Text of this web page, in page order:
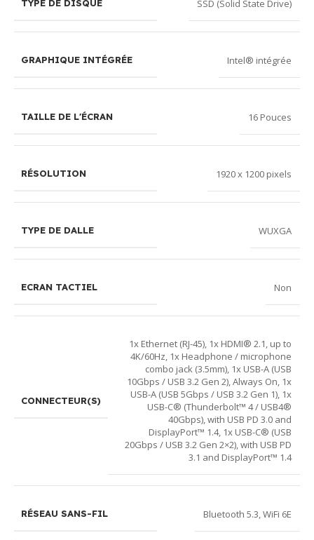
TYPE DE DISQUE SSD (Solid State Drive)
GRAPHIQUE INTÉGRÉE Intel® intégrée
TAILLE DE L'ÉCRAN 16 Pouces
RÉSOLUTION 1920 x 1200 pixels
TYPE DE DALLE WUXGA
ECRAN TACTIEL Non
CONNECTEUR(S)
1x Ethernet (RJ-45), 1x HDMI® 2.1, up to
4K/60Hz, 1x Headphone / microphone
combo jack (3.5mm), 1x USB-A (USB
10Gbps / USB 3.2 Gen 2), Always On, 1x
USB-A (USB 5Gbps / USB 3.2 Gen 1), 1x
USB-C® (Thunderbolt™ 4 / USB4®
40Gbps), with USB PD 3.0 and
DisplayPort™ 1.4, 1x USB-C® (USB
20Gbps / USB 3.2 Gen 2×2), with USB PD
3.1 and DisplayPort™ 1.4
RÉSEAU SANS-FIL Bluetooth 5.3,WiFi 6E